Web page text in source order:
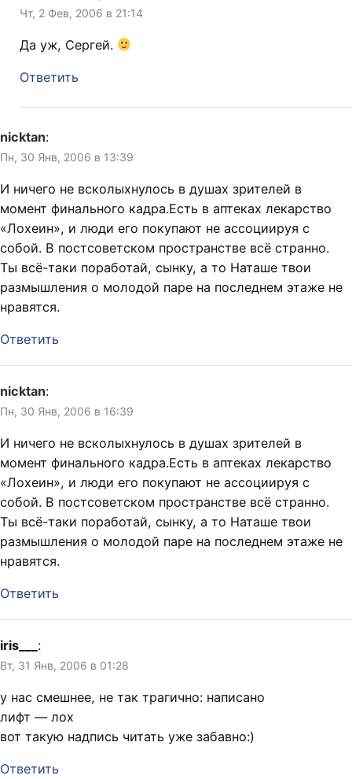
Чт, 2 Фев, 2006 в 21:14
Да уж, Сергей.
Ответить
nicktan:
Пн, 30 Янв, 2006 в 13:39
И ничего не всколыхнулось в душах зрителей в
момент финального кадра.Есть в аптеках лекарство
«Лохеин», и люди его покупают не ассоциируя с
собой. В постсоветском пространстве всё странно.
Ты всё-таки поработай, сынку, а то Наташе твои
размышления о молодой паре на последнем этаже не
нравятся.
Ответить
nicktan:
Пн, 30 Янв, 2006 в 16:39
И ничего не всколыхнулось в душах зрителей в
момент финального кадра.Есть в аптеках лекарство
«Лохеин», и люди его покупают не ассоциируя с
собой. В постсоветском пространстве всё странно.
Ты всё-таки поработай, сынку, а то Наташе твои
размышления о молодой паре на последнем этаже не
нравятся.
Ответить
iris___ :
Вт, 31 Янв, 2006 в 01:28
у нас смешнее, не так трагично: написано
лифт — лох
вот такую надпись читать уже забавно:)
Ответить